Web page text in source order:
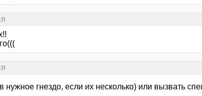
гнездо, если их несколько) или вызвать